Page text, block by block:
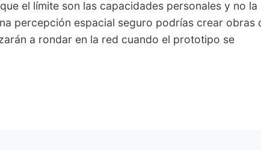
el límite son las capacidades personales y no la
percepción espacial seguro podrías crear obras
a rondar en la red cuando el prototipo se